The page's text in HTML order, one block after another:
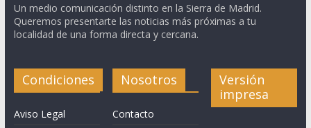
Un medio comunicación distinto en la Sierra de Madrid.
Queremos presentarte las noticias más próximas a tu
localidad de una forma directa y cercana.
Condiciones
Aviso Legal
Nosotros
Contacto
Versión
impresa